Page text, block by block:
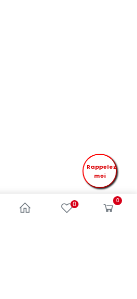
0 0
Rappelez
moi